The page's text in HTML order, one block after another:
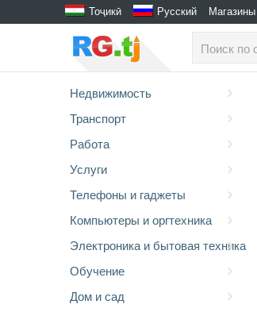
Тоҷикӣ Русский Магазины
Недвижимость
Транспорт
Работа
Услуги
Телефоны и гаджеты
Компьютеры и оргтехника
Электроника и бытовая техника
Обучение
Дом и сад